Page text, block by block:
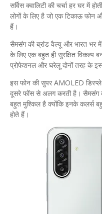
सर्विस क्वालिटी की चर्चा हर घर
लोगों के लिए है जो एक टिकाऊ फोन
हैं।
​सैमसंग की ब्रांड वैल्यू और भारत भर में
के लिए एक बहुत ही सुरक्षित विकल्प
प्रोफेशनल और घरेलू दोनों तरह के
​इस फोन की सुपर AMOLED
दूसरे फोंस से अलग करती है। सैमसंग
बहुत मुश्किल है क्योंकि इनके कलर्स
होते हैं।